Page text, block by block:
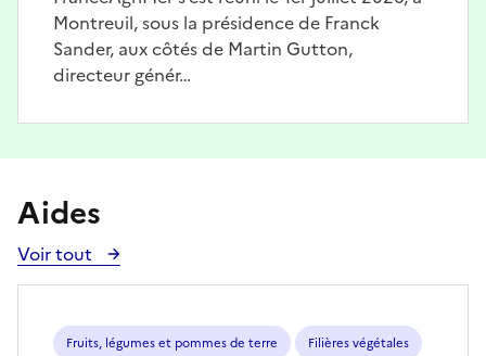
Montreuil, sous la présidence de Franck
Sander, aux côtés de Martin Gutton,
directeur génér…
Aides
Voir tout
Voir
toutes
aides
Fruits, légumes et pommes de terre Filières végétales